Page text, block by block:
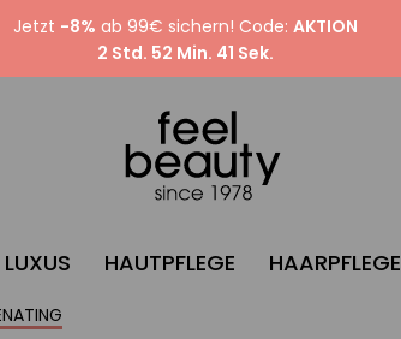
Jetzt -8% ab 99€ sichern! Code: AKTION
2 Std. 52 Min. 40 Sek.
LUXUS HAUTPFLEGE HAARPFLEGE